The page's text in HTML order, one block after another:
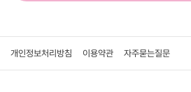
개인정보처리방침 이용약관 자주묻는질문